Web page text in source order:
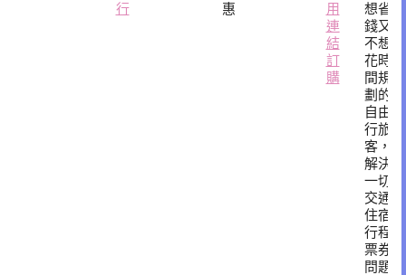
行
惠
用
連
結
訂
購
想省
錢又
不想
花時
間規
劃的
自由
行旅
客，
解決
一切
交通
住宿
行程
票券
問題